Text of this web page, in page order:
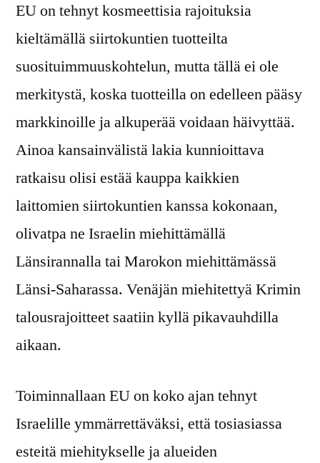
EU on tehnyt kosmeettisia rajoituksia
kieltämällä siirtokuntien tuotteilta
suosituimmuuskohtelun, mutta tällä ei ole
merkitystä, koska tuotteilla on edelleen pääsy
markkinoille ja alkuperää voidaan häivyttää.
Ainoa kansainvälistä lakia kunnioittava
ratkaisu olisi estää kauppa kaikkien
laittomien siirtokuntien kanssa kokonaan,
olivatpa ne Israelin miehittämällä
Länsirannalla tai Marokon miehittämässä
Länsi-Saharassa. Venäjän miehitettyä Krimin
talousrajoitteet saatiin kyllä pikavauhdilla
aikaan.
Toiminnallaan EU on koko ajan tehnyt
Israelille ymmärrettäväksi, että tosiasiassa
esteitä miehitykselle ja alueiden